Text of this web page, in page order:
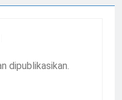
dipublikasikan.